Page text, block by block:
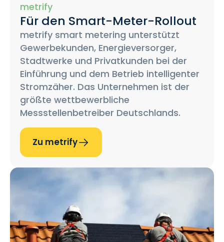
metrify
Für den Smart-Meter-Rollout
metrify smart metering unterstützt
Gewerbekunden, Energieversorger,
Stadtwerke und Privatkunden bei der
Einführung und dem Betrieb intelligenter
Stromzäher. Das Unternehmen ist der
größte wettbewerbliche
Messstellenbetreiber Deutschlands.
Zu metrify